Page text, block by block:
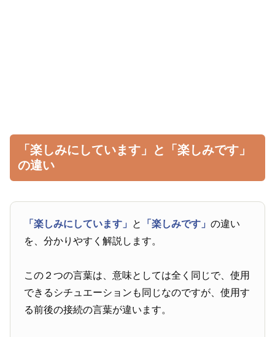
「楽しみにしています」と「楽しみです」
の違い
「楽しみにしています」 と 「楽しみです」の違い
を、分かりやすく解説します。
この２つの言葉は、意味としては全く同じで、使用
できるシチュエーションも同じなのですが、使用す
る前後の接続の言葉が違います。